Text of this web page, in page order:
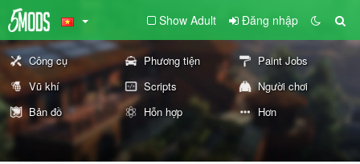
Show Adult Đăng nhập
Công cụ Phương tiện
Paint Jobs
Vũ khí
Scripts
Người chơi
Bản đồ
Hỗn hợp Hơn